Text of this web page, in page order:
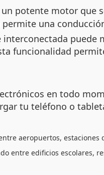
potente motor que
una
funcionalidad
en todo
tu teléfono o
aeropuertos,
entre edificios escolares,